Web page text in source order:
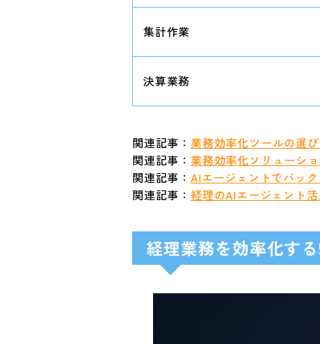
集計作業
決算業務
関連記事： 業務効率化ツールの選
関連記事： 業務効率化ソリューシ
関連記事： AIエージェントでバッ
関連記事： 経理のAIエージェント
経理業務を効率化す